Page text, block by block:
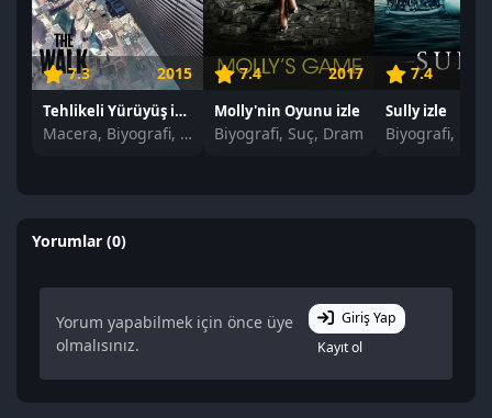
7.3 2015
Tehlikeli Yürüyüş izle
Macera, Biyografi, Dram
7.4 2017
Molly'nin Oyunu izle
Biyografi, Suç, Dram
7.4
Sully izle
Biyografi,
Yorumlar (0)
Yorum yapabilmek için önce üye
olmalısınız.
Giriş Yap
Kayıt ol